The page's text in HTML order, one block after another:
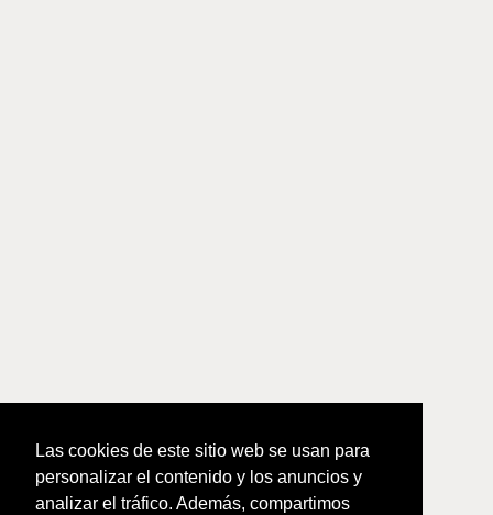
Las cookies de este sitio web se usan para
personalizar el contenido y los anuncios y
analizar el tráfico. Además, compartimos